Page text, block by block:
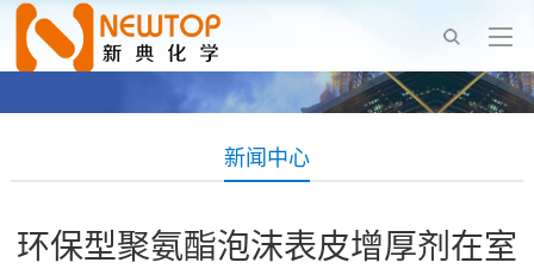
新闻中心
环保型聚氨酯泡沫表皮增厚剂在室